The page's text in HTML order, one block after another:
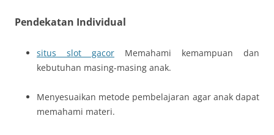
Pendekatan Individual
situs slot gacor Memahami kemampuan dan
kebutuhan masing-masing anak.
Menyesuaikan metode pembelajaran agar anak dapat
memahami materi.